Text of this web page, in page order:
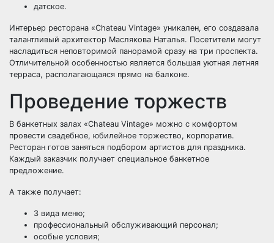
датское.
Интерьер ресторана «Chateau Vintage» уникален, его создавала
талантливый архитектор Маслякова Наталья. Посетители могут
насладиться неповторимой панорамой сразу на три проспекта.
Отличительной особенностью является большая уютная летняя
терраса, располагающаяся прямо на балконе.
Проведение торжеств
В банкетных залах «Chateau Vintage» можно с комфортом
провести свадебное, юбилейное торжество, корпоратив.
Ресторан готов заняться подбором артистов для праздника.
Каждый заказчик получает специальное банкетное
предложение.
А также получает:
3 вида меню;
профессиональный обслуживающий персонал;
особые условия;